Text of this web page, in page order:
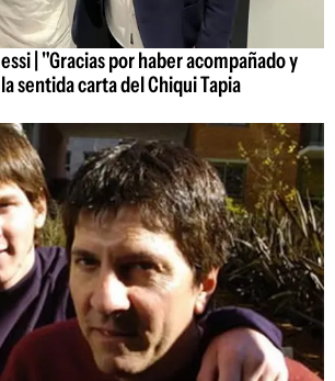
| "Gracias por haber acompañado y
sentida carta del Chiqui Tapia